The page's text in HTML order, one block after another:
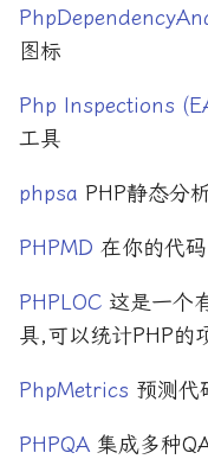
编程语言
翻译
认知科学
软件架构与设计
图标
Php Inspections
工具
phpsa PHP静态分
PHPMD 在你的代
PHPLOC 这是一个
具,可以统计PHP的
PhpMetrics 预测代
PHPQA 集成多种